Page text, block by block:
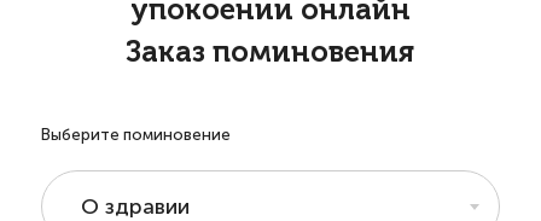
упокоении онлайн
Заказ поминовения
Выберите поминовение
О здравии